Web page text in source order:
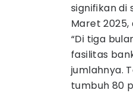
signifikan di
Maret 2025,
“Di tiga
fasilitas
jumlahnya.
tumbuh 80